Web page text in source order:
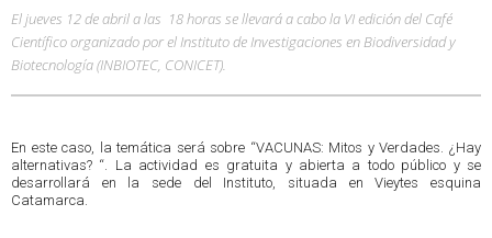
El jueves 12 de abril a las 18 horas se llevará a cabo la VI edición del Café
Científico organizado por el Instituto de Investigaciones en Biodiversidad y
Biotecnología (INBIOTEC, CONICET).
En este caso, la temática será sobre “VACUNAS: Mitos y Verdades. ¿Hay
alternativas? “. La actividad es gratuita y abierta a todo público y se
desarrollará en la sede del Instituto, situada en Vieytes esquina
Catamarca.